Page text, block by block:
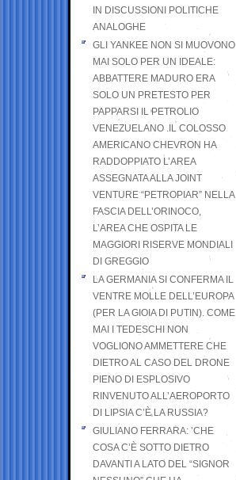
IN DISCUSSIONI POLITICHE
ANALOGHE
GLI YANKEE NON SI MUOVONO
MAI SOLO PER UN IDEALE:
ABBATTERE MADURO ERA
SOLO UN PRETESTO PER
PAPPARSI IL PETROLIO
VENEZUELANO .IL COLOSSO
AMERICANO CHEVRON HA
RADDOPPIATO L’AREA
ASSEGNATA ALLA JOINT
VENTURE “PETROPIAR” NELLA
FASCIA DELL’ORINOCO,
L’AREA CHE OSPITA LE
MAGGIORI RISERVE MONDIALI
DI GREGGIO
LA GERMANIA SI CONFERMA IL
VENTRE MOLLE DELL’EUROPA
(PER LA GIOIA DI PUTIN). COME
MAI I TEDESCHI NON
VOGLIONO AMMETTERE CHE
DIETRO AL CASO DEL DRONE
PIENO DI ESPLOSIVO
RINVENUTO ALL’AEROPORTO
DI LIPSIA C’È LA RUSSIA?
GIULIANO FERRARA: ’CHE
COSA C’È SOTTO DIETRO
DAVANTI A LATO DEL “SIGNOR